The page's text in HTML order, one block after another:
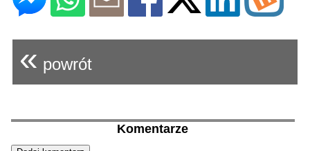
« powrót
Komentarze